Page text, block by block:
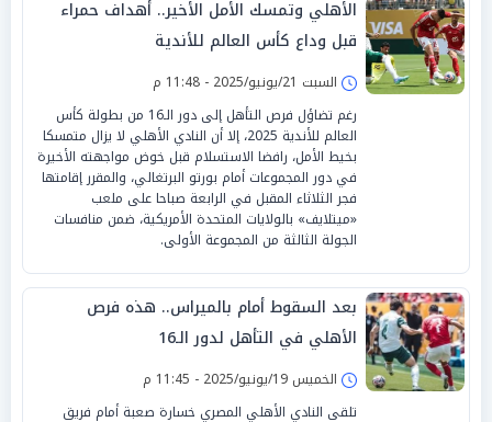
الأهلي وتمسك الأمل الأخير.. أهداف حمراء
قبل وداع كأس العالم للأندية
السبت 21/يونيو/2025 - 11:48 م
رغم تضاؤل فرص التأهل إلى دور الـ16 من بطولة كأس
العالم للأندية 2025، إلا أن النادي الأهلي لا يزال متمسكا
بخيط الأمل، رافضا الاستسلام قبل خوض مواجهته الأخيرة
في دور المجموعات أمام بورتو البرتغالي، والمقرر إقامتها
فجر الثلاثاء المقبل في الرابعة صباحا على ملعب
«ميتلايف» بالولايات المتحدة الأمريكية، ضمن منافسات
الجولة الثالثة من المجموعة الأولى.
بعد السقوط أمام بالميراس.. هذه فرص
الأهلي في التأهل لدور الـ16
الخميس 19/يونيو/2025 - 11:45 م
تلقى النادي الأهلي المصري خسارة صعبة أمام فريق